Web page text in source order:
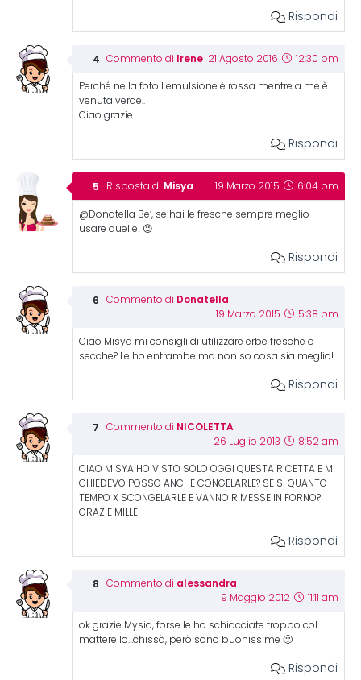
Rispondi
Commento di Irene 21 Agosto 2016 12:30 pm
Perché nella foto l emulsione è rossa mentre a me è
venuta verde..
Ciao grazie
Rispondi
Risposta di Misya 19 Marzo 2015 6:04 pm
@Donatella Be’, se hai le fresche sempre meglio
usare quelle! 😉
Rispondi
Commento di Donatella
19 Marzo 2015 5:38 pm
Ciao Misya mi consigli di utilizzare erbe fresche o
secche? Le ho entrambe ma non so cosa sia meglio!
Rispondi
Commento di NICOLETTA
26 Luglio 2013 8:52 am
CIAO MISYA HO VISTO SOLO OGGI QUESTA RICETTA E MI
CHIEDEVO POSSO ANCHE CONGELARLE? SE SI QUANTO
TEMPO X SCONGELARLE E VANNO RIMESSE IN FORNO?
GRAZIE MILLE
Rispondi
Commento di alessandra
9 Maggio 2012 11:11 am
ok grazie Mysia, forse le ho schiacciate troppo col
matterello…chissà, però sono buonissime 🙂
Rispondi